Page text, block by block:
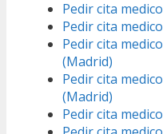
Pedir cita
Pedir cita
Pedir cita
(Madrid)
Pedir cita
(Madrid)
Pedir cita